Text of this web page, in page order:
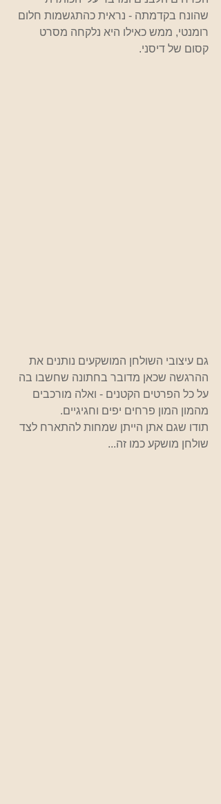
שהונח בקדמתה - נראית כהתגשמות חלום
רומנטי, ממש כאילו היא נלקחה מסרט
קסום של דיסני.
גם עיצובי השולחן המושקעים נותנים את
ההרגשה שכאן מדובר בחתונה שחשבו בה
על כל הפרטים הקטנים - ואלה מורכבים
מהמון המון פרחים יפים וחגיגיים.
תודו שגם אתן הייתן שמחות להתארח לצד
שולחן מושקע כמו זה...